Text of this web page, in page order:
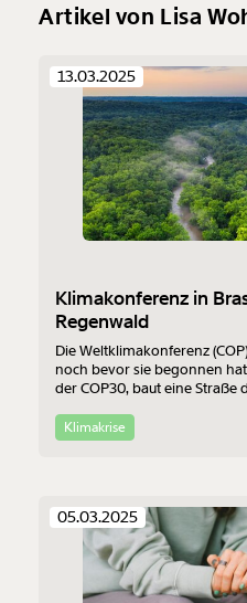
Artikel von Lisa
13.03.2025
Klimakonferenz in
Regenwald
Die Weltklimakonferenz
noch bevor sie begonnen
der COP30, baut eine Straße
Besucher:innen sollen
untergebracht werden.
Klimakrise
05.03.2025